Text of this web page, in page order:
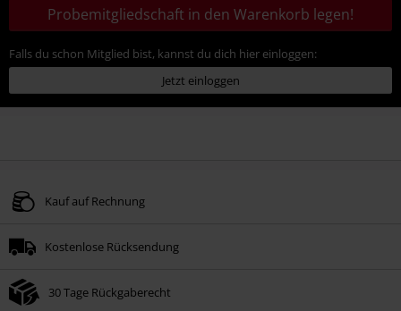
Probemitgliedschaft in den Warenkorb legen!
Falls du schon Mitglied bist, kannst du dich hier einloggen:
Jetzt einloggen
Kauf auf Rechnung
Kostenlose Rücksendung
30 Tage Rückgaberecht